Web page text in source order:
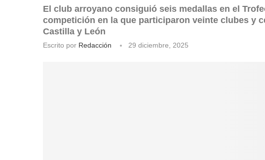
El club arroyano consiguió seis medallas en el
competición en la que participaron veinte clubes y
Castilla y León
Escrito por Redacción 29 diciembre, 2025